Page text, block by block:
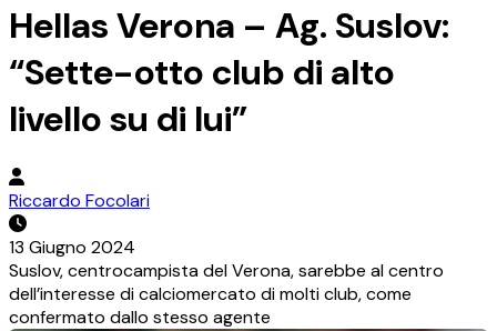
Hellas Verona – Ag. Suslov:
“Sette-otto club di alto
livello su di lui”
Riccardo Focolari
13 Giugno 2024
Suslov, centrocampista del Verona, sarebbe al centro
dell’interesse di calciomercato di molti club, come
confermato dallo stesso agente